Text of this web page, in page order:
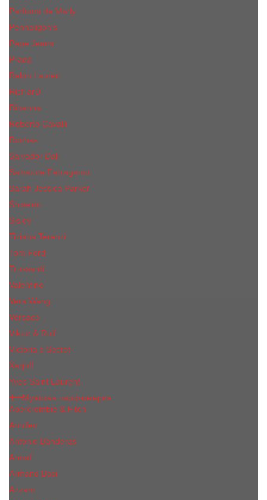
Parfums de Marly
Penhaligon's
Pepe Jeans
Prada
Ralph Lauren
RicHarD
Rihanna
Roberto Cavalli
Rochas
Salvador Dali
Salvatore Ferragamo
Sarah Jessica Parker
Shiseido
Sisley
Tiziana Terenzi
Tom Ford
Trussardi
Valentino
Vera Wang
Versace
Viktor & Rolf
Victoria s Secret
Xerjoff
Yves Saint Laurent
Мужская парфюмерия
Abercrombie & Fitch
Annifen
Antonio Banderas
Armaf
Armand Basi
Azzaro